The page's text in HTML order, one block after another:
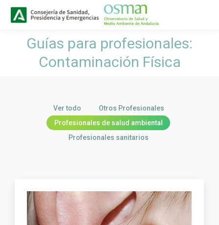
Guías para profesionales:
Contaminación Física
Estás aquí:
Ver todo
Otros Profesionales
Profesionales de salud ambiental
Profesionales sanitarios